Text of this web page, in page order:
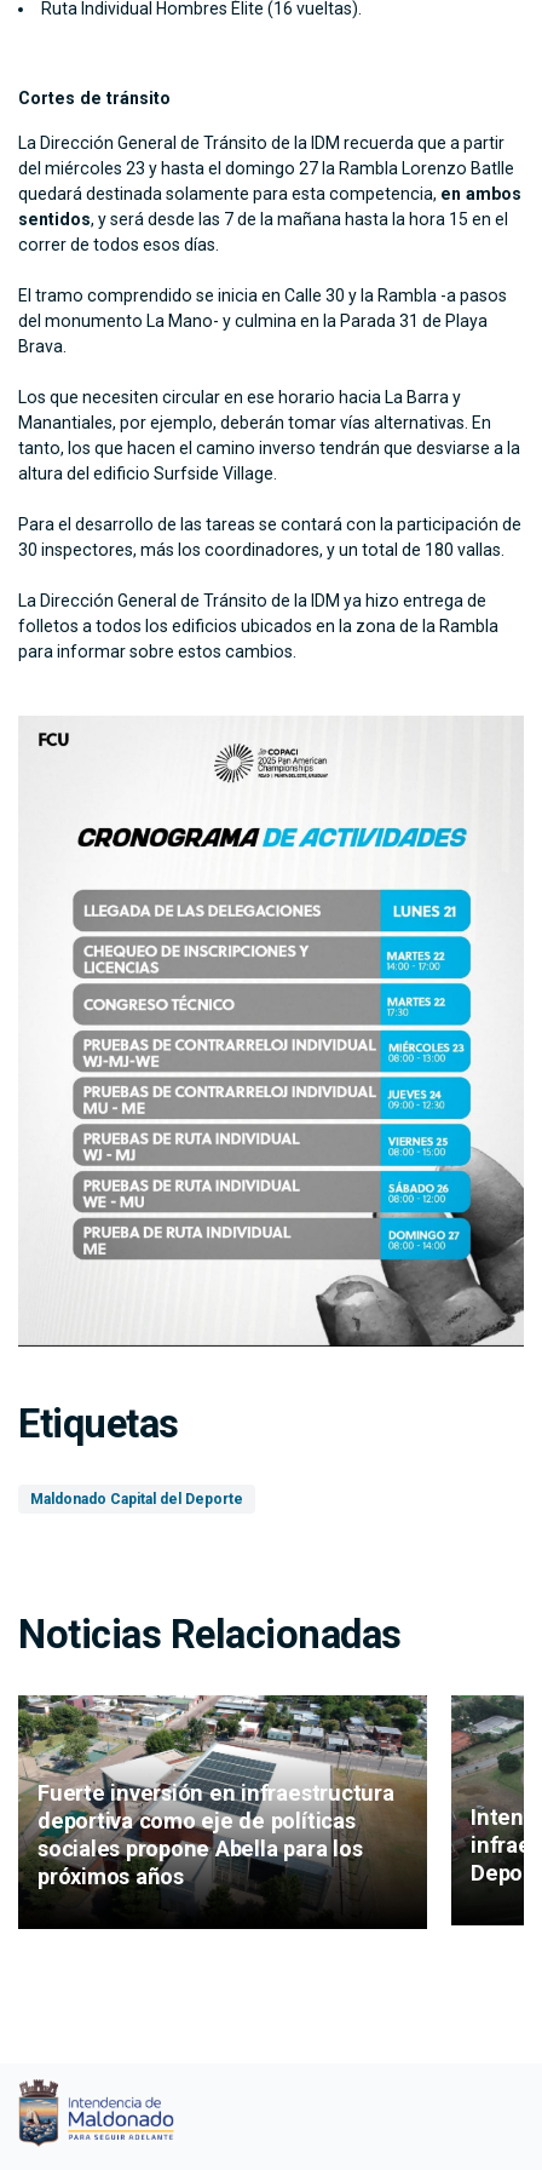
Ruta Individual Hombres Élite (16 vueltas).
Cortes de tránsito
La Dirección General de Tránsito de la IDM recuerda que a partir
del miércoles 23 y hasta el domingo 27 la Rambla Lorenzo Batlle
quedará destinada solamente para esta competencia, en ambos
sentidos, y será desde las 7 de la mañana hasta la hora 15 en el
correr de todos esos días.
El tramo comprendido se inicia en Calle 30 y la Rambla -a pasos
del monumento La Mano- y culmina en la Parada 31 de Playa
Brava.
Los que necesiten circular en ese horario hacia La Barra y
Manantiales, por ejemplo, deberán tomar vías alternativas. En
tanto, los que hacen el camino inverso tendrán que desviarse a la
altura del edificio Surfside Village.
Para el desarrollo de las tareas se contará con la participación de
30 inspectores, más los coordinadores, y un total de 180 vallas.
La Dirección General de Tránsito de la IDM ya hizo entrega de
folletos a todos los edificios ubicados en la zona de la Rambla
para informar sobre estos cambios.
Etiquetas
Maldonado Capital del Deporte
Noticias Relacionadas
Fuerte inversión en infraestructura
deportiva como eje de políticas
sociales propone Abella para los
próximos años